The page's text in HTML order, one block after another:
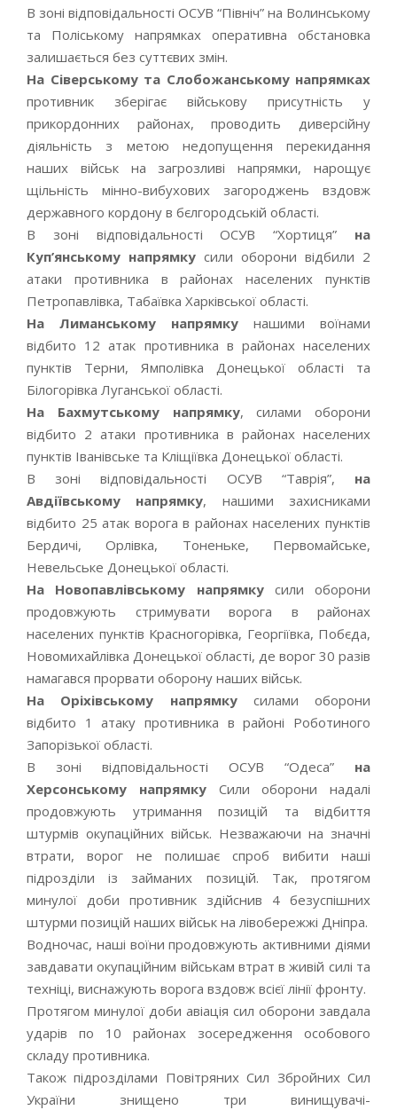
В зоні відповідальності ОСУВ “Північ” на Волинському
та Поліському напрямках оперативна обстановка
залишається без суттєвих змін.
На Сіверському та Слобожанському напрямках
противник зберігає військову присутність у
прикордонних районах, проводить диверсійну
діяльність з метою недопущення перекидання
наших військ на загрозливі напрямки, нарощує
щільність мінно-вибухових загороджень вздовж
державного кордону в бєлгородській області.
В зоні відповідальності ОСУВ “Хортиця” на
Куп’янському напрямку сили оборони відбили 2
атаки противника в районах населених пунктів
Петропавлівка, Табаївка Харківської області.
На Лиманському напрямку нашими воїнами
відбито 12 атак противника в районах населених
пунктів Терни, Ямполівка Донецької області та
Білогорівка Луганської області.
На Бахмутському напрямку, силами оборони
відбито 2 атаки противника в районах населених
пунктів Іванівське та Кліщіївка Донецької області.
В зоні відповідальності ОСУВ “Таврія”, на
Авдіївському напрямку, нашими захисниками
відбито 25 атак ворога в районах населених пунктів
Бердичі, Орлівка, Тоненьке, Первомайське,
Невельське Донецької області.
На Новопавлівському напрямкусили оборони
продовжують стримувати ворога в районах
населених пунктів Красногорівка, Георгіївка, Побєда,
Новомихайлівка Донецької області, де ворог 30 разів
намагався прорвати оборону наших військ.
На Оріхівському напрямкусилами оборони
відбито 1 атаку противника в районі Роботиного
Запорізької області.
В зоні відповідальності ОСУВ “Одеса” на
Херсонському напрямкуСили оборони надалі
продовжують утримання позицій та відбиття
штурмів окупаційних військ. Незважаючи на значні
втрати, ворог не полишає спроб вибити наші
підрозділи із займаних позицій. Так, протягом
минулої доби противник здійснив 4 безуспішних
штурми позицій наших військ на лівобережжі Дніпра.
Водночас, наші воїни продовжують активними діями
завдавати окупаційним військам втрат в живій силі та
техніці, виснажують ворога вздовж всієї лінії фронту.
Протягом минулої доби авіація сил оборони завдала
ударів по 10 районах зосередження особового
складу противника.
Також підрозділами Повітряних Сил Збройних Сил
України знищено три винищувачі-